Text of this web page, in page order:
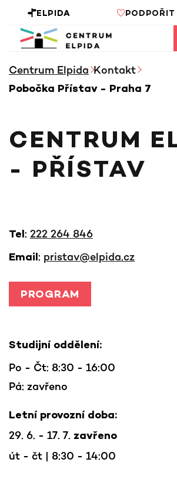
ELPIDA PODPOŘIT
Centrum Elpida Kontakt
Pobočka Přístav - Praha 7
CENTRUM
- PŘÍSTAV
Tel: 222 264 846
Email: pristav@elpida.cz
PROGRAM
Studijní oddělení:
Po - Čt: 8:30 - 16:00
Pá: zavřeno
Letní provozní doba:
29. 6. - 17. 7. zavřeno
út - čt | 8:30 - 14:00